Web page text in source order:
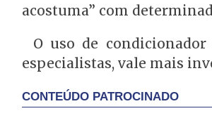
acostuma” com
O uso de
especialistas, vale mais